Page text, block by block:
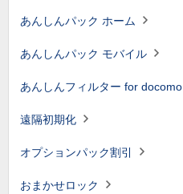
あんしんパック ホーム
あんしんパック モバイル
あんしんフィルター for docomo
遠隔初期化
オプションパック割引
おまかせロック